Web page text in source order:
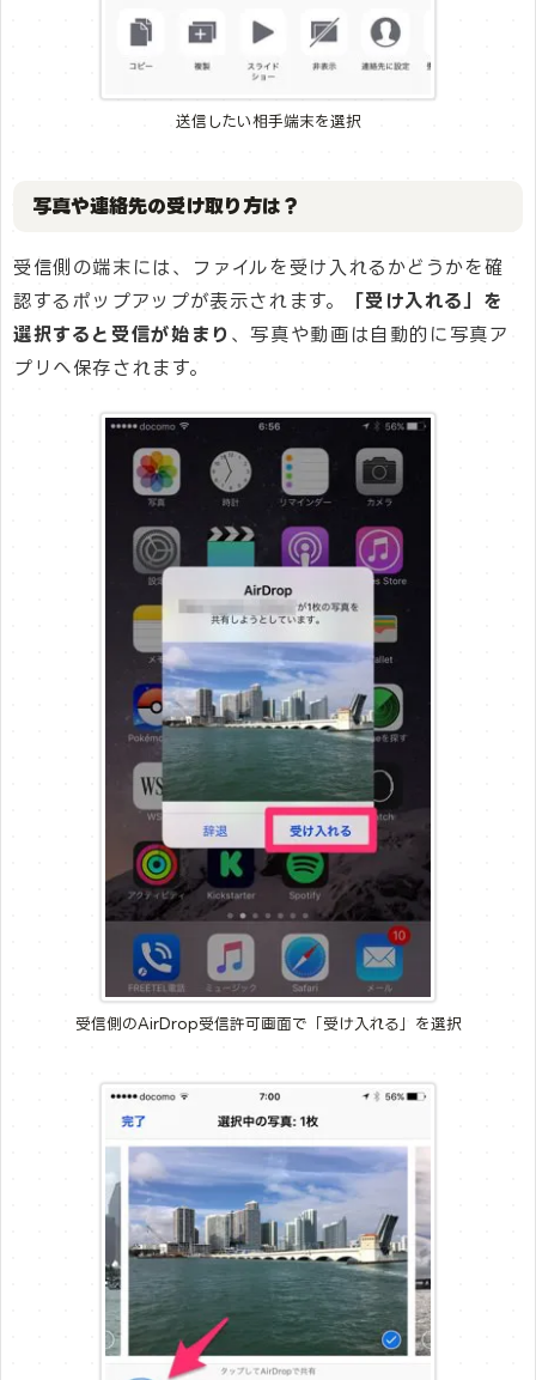
送信したい相手端末を選択
写真や連絡先の受け取り方は？
受信側の端末には、ファイルを受け入れるかどうかを確
認するポップアップが表示されます。
「受け入れる」を
選択すると受信が始まり 、写真や動画は自動的に写真ア
プリへ保存されます。
受信側のAirDrop受信許可画面で「受け入れる」を選択